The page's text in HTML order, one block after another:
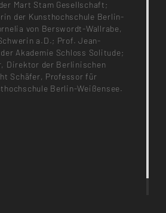
Mart Stam Gesellschaft;
der Kunsthochschule Berlin-
von Berswordt-Wallrabe,
a.D.; Prof. Jean-
Akademie Schloss Solitude;
Direktor der Berlinischen
Schäfer, Professor für
Berlin-Weißensee.